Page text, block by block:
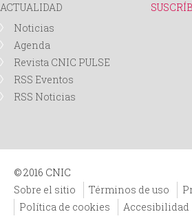
ACTUALIDAD
Noticias
Agenda
Revista CNIC PULSE
RSS Eventos
RSS Noticias
© 2016 CNIC
Sobre el sitio
Términos de uso
Política de cookies
Accesibilidad